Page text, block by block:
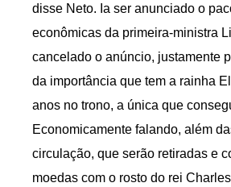
disse Neto. Ia ser anunciado o
econômicas da primeira-ministra
cancelado o anúncio, justamente
da importância que tem a rainha
anos no trono, a única que
Economicamente falando, além
circulação, que serão retiradas e
moedas com o rosto do rei